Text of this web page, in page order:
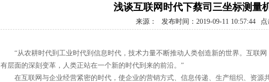
浅谈互联网时代下蔡司三坐标测量
来源： 发布时间：2019-09-11 10:57:44 点
“从农耕时代到工业时代到信息时代，技术力量不断推动人类创造新的世界。互联网
有层面的深刻变革，人类正站在一个新的时代到来的前沿。”
在互联网与企业经营紧密的时代，使企业的营销方式、信息传递、生产组织、资源